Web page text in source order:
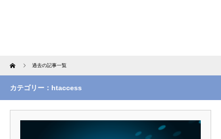
Home 過去の記事一覧
カテゴリー：htaccess